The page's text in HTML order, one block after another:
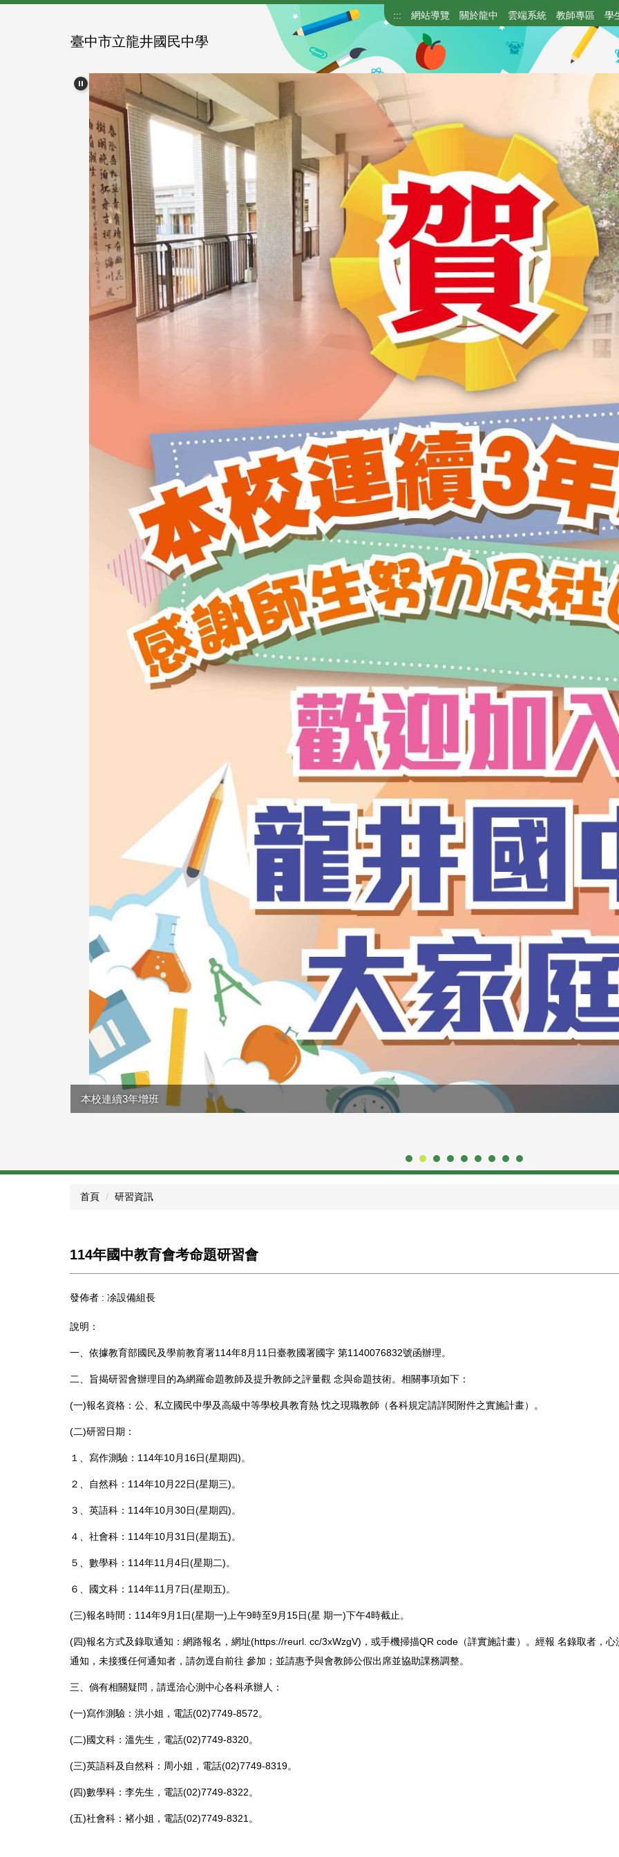
臺中市立龍井國民中學
::: 網站導覽 關於龍中 雲端系統 教師專區 學
本校連續3年增班
首頁 研習資訊
114年國中教育會考命題研習會
發佈者 : 凃設備組長
說明：
一、依據教育部國民及學前教育署114年8月11日臺教國署國字 第1140076832號函辦理。
二、旨揭研習會辦理目的為網羅命題教師及提升教師之評量觀 念與命題技術。相關事項如下：
(一)報名資格：公、私立國民中學及高級中等學校具教育熱 忱之現職教師（各科規定請詳閱附件之實施計畫）。
(二)研習日期：
１、寫作測驗：114年10月16日(星期四)。
２、自然科：114年10月22日(星期三)。
３、英語科：114年10月30日(星期四)。
４、社會科：114年10月31日(星期五)。
５、數學科：114年11月4日(星期二)。
６、國文科：114年11月7日(星期五)。
(三)報名時間：114年9月1日(星期一)上午9時至9月15日(星 期一)下午4時截止。
(四)報名方式及錄取通知：網路報名，網址(https://reurl. cc/3xWzgV)，或手機掃描QR code（詳實施計畫）。經報 名錄取者，
通知，未接獲任何通知者，請勿逕自前往 參加；並請惠予與會教師公假出席並協助課務調整。
三、倘有相關疑問，請逕洽心測中心各科承辦人：
(一)寫作測驗：洪小姐，電話(02)7749-8572。
(二)國文科：溫先生，電話(02)7749-8320。
(三)英語科及自然科：周小姐，電話(02)7749-8319。
(四)數學科：李先生，電話(02)7749-8322。
(五)社會科：褚小姐，電話(02)7749-8321。